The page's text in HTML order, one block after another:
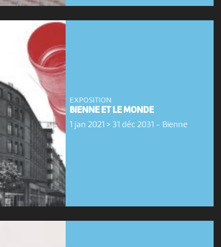
EXPOSITION
BIENNE ET LE MONDE
1 jan 2021 > 31 déc 2031 - Bienne